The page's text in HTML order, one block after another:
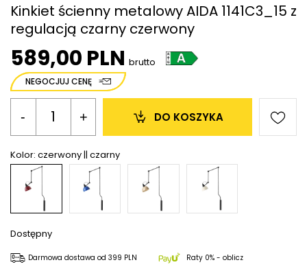
Kinkiet ścienny metalowy AIDA 1141C3_15 z
regulacją czarny czerwony
589,00 PLN brutto
NEGOCJUJ CENĘ
Kolor: czerwony || czarny
- + DO KOSZYKA
Dostępny
Darmowa dostawa od 399 PLN Raty 0% - oblicz